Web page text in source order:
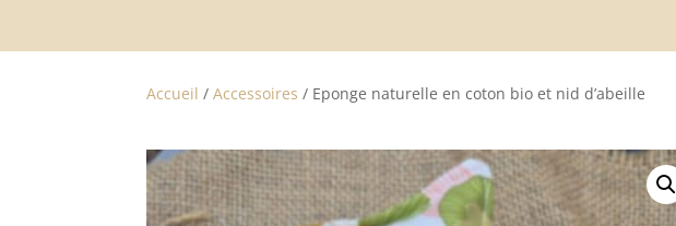
Accueil /Accessoires / Eponge naturelle en coton bio et nid d’abeille